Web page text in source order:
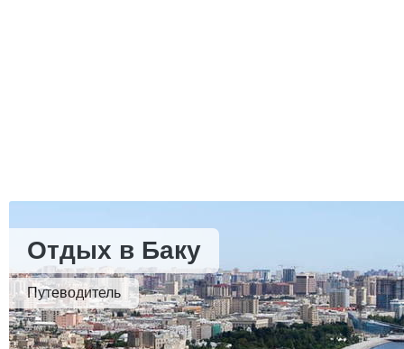
Отдых в Баку
Путеводитель